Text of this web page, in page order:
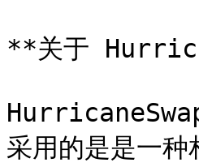
**关于
采用的是是一